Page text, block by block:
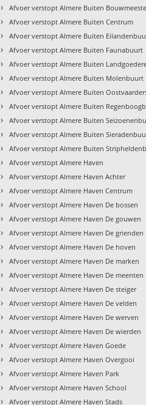
› Afvoer verstopt Almere Buiten
› Afvoer verstopt Almere Buiten Centrum
› Afvoer verstopt Almere Buiten
› Afvoer verstopt Almere Buiten Faunabuurt
› Afvoer verstopt Almere Buiten
› Afvoer verstopt Almere Buiten Molenbuurt
› Afvoer verstopt Almere Buiten
› Afvoer verstopt Almere Buiten
› Afvoer verstopt Almere Buiten
› Afvoer verstopt Almere Buiten
› Afvoer verstopt Almere Buiten
› Afvoer verstopt Almere Haven
› Afvoer verstopt Almere Haven Achter
› Afvoer verstopt Almere Haven Centrum
› Afvoer verstopt Almere Haven De bossen
› Afvoer verstopt Almere Haven De gouwen
› Afvoer verstopt Almere Haven De grienden
› Afvoer verstopt Almere Haven De hoven
› Afvoer verstopt Almere Haven De marken
› Afvoer verstopt Almere Haven De meenten
› Afvoer verstopt Almere Haven De steiger
› Afvoer verstopt Almere Haven De velden
› Afvoer verstopt Almere Haven De werven
› Afvoer verstopt Almere Haven De wierden
› Afvoer verstopt Almere Haven Goede
› Afvoer verstopt Almere Haven Overgooi
› Afvoer verstopt Almere Haven Park
› Afvoer verstopt Almere Haven School
› Afvoer verstopt Almere Haven Stads